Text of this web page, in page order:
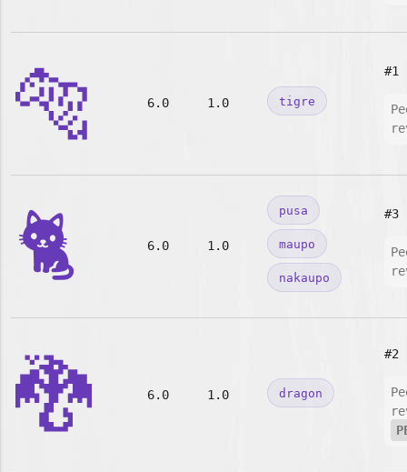
🐅 6.0 1.0 tigre
#1
🐈 6.0 1.0
pusa
maupo
nakaupo
#3
🐉 6.0 1.0 dragon
#2